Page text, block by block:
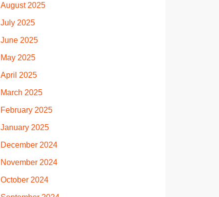
August 2025
July 2025
June 2025
May 2025
April 2025
March 2025
February 2025
January 2025
December 2024
November 2024
October 2024